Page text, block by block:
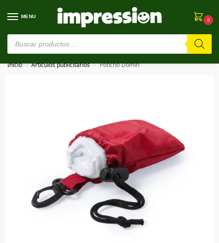
MENU
0
⚠️ Estamos en pruebas. Si algo falla, ¡Perdón!⚠️
Inicio / Artículos publicitarios / Poncho Domin